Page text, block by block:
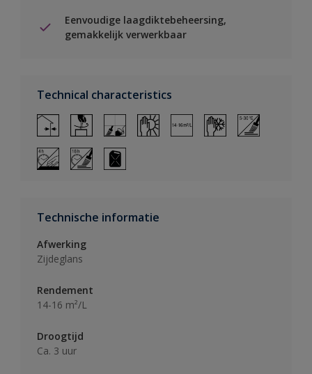
Eenvoudige laagdiktebeheersing,
gemakkelijk verwerkbaar
Technical characteristics
Technische informatie
Afwerking
Zijdeglans
Rendement
14-16 m²/L
Droogtijd
Ca. 3 uur